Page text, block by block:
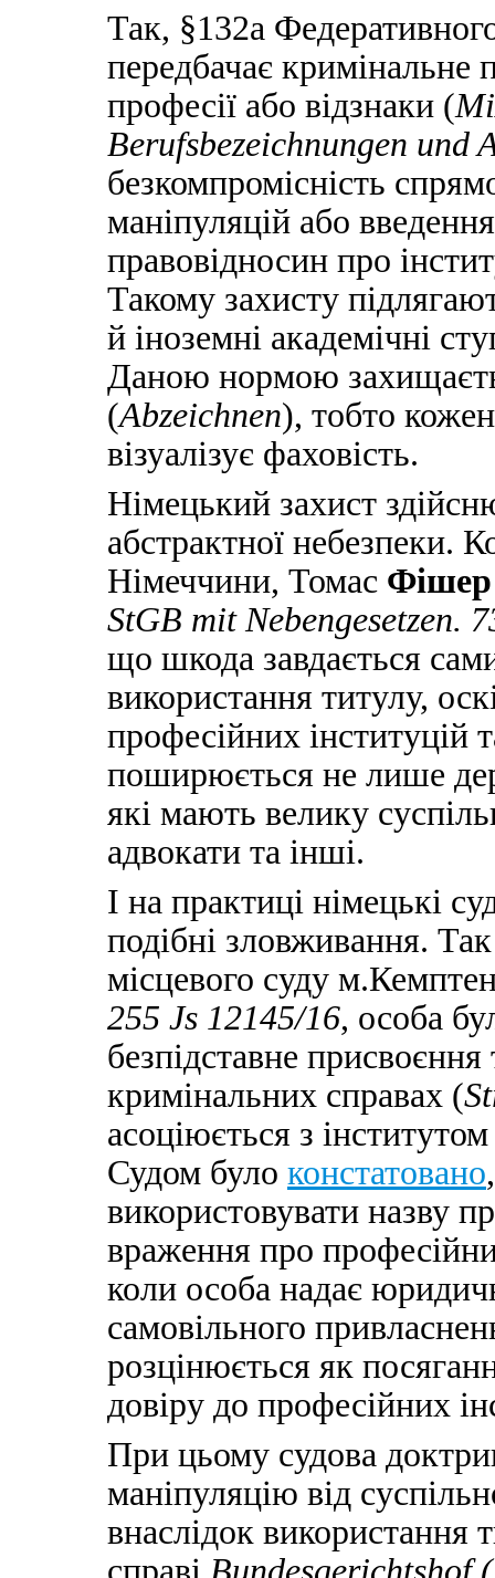
Так, §132a
передбачає кримінальне
професії або відзнаки (M
Berufsbezeichnungen und
безкомпромісність
маніпуляцій або
правовідносин про
Такому захисту
й іноземні академічні
Даною нормою
(Abzeichnen), тобто
візуалізує фаховість.
Німецький захист
абстрактної
Німеччини, Томас Фішер
StGB mit Nebengesetzen.
що шкода завдається
використання титулу,
професійних інституцій
поширюється не лише
які мають велику
адвокати та інші.
І на практиці німецькі
подібні зловживання.
місцевого суду
255 Js 12145/16, особа
безпідставне
кримінальних справах (
асоціюється з
Судом було констатовано
використовувати назву
враження про
коли особа надає
самовільного
розцінюється як
довіру до професійних
При цьому судова
маніпуляцію від
внаслідок використання